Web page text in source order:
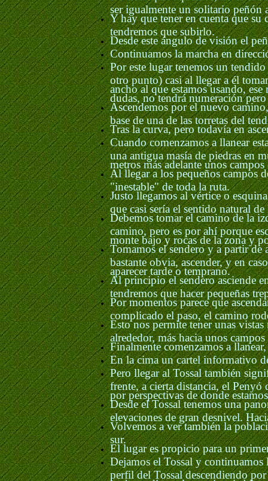
ser igualmente un solitario peñón
Y hay que tener en cuenta que
tendremos que subirlo.
Desde este ángulo de visión el
Continuamos la marcha en
Por este lugar tenemos un
otro punto) casi al llegar a él
ancho al que estamos usando,
dudas, no tendrá numeración
Ascendemos por el nuevo
base de una de las torretas del
Tras la curva, pero todavía en
Cuando comenzamos a llanear
una antigua masía de piedras en
metros más adelante unos
Al llegar a los pequeños campos
"inestable" de toda la ruta.
Justo llegamos al vértice o
que casi sería el sentido natural
Debemos tomar el camino de la
camino, pero es por ahí porque
monte bajo y rocas de la zona y
Tomamos el sendero y a partir de
bastante obvia, ascender, y en
aparecer tarde o temprano.
Al principio el sendero asciende
tendremos que hacer pequeñas
Por momentos parece que
complicado el paso, el camino
Esto nos permite tener unas vistas
alrededor, más hacia unos
Finalmente comenzamos a
En la cima un cartel informativo
Pero llegar al Tossal también
frente, a cierta distancia, el
por perspectivas de donde
Desde el Tossal tenemos una
elevaciones de gran desnivel.
Volvemos a ver también la
sur.
El lugar es propicio para un
Dejamos el Tossal y
perfil del Tossal descendiendo